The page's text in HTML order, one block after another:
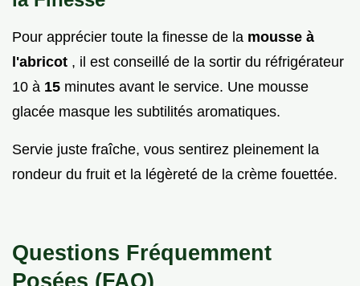
Pour apprécier toute la finesse de la mousse à
l'abricot , il est conseillé de la sortir du réfrigérateur
10 à 15 minutes avant le service. Une mousse
glacée masque les subtilités aromatiques.
Servie juste fraîche, vous sentirez pleinement la
rondeur du fruit et la légèreté de la crème fouettée.
Questions Fréquemment
Posées (FAQ)